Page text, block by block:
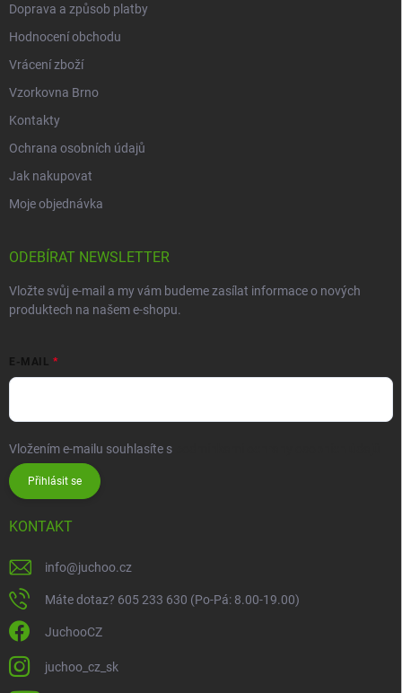
Doprava a způsob platby
Hodnocení obchodu
Vrácení zboží
Vzorkovna Brno
Kontakty
Ochrana osobních údajů
Jak nakupovat
Moje objednávka
ODEBÍRAT NEWSLETTER
Vložte svůj e-mail a my vám budeme zasílat informace o nových
produktech na našem e-shopu.
E-MAIL
Vložením e-mailu souhlasíte s
Přihlásit se
KONTAKT
info@juchoo.cz
Máte dotaz? 605 233 630 (Po-Pá: 8.00-19.00)
JuchooCZ
juchoo_cz_sk